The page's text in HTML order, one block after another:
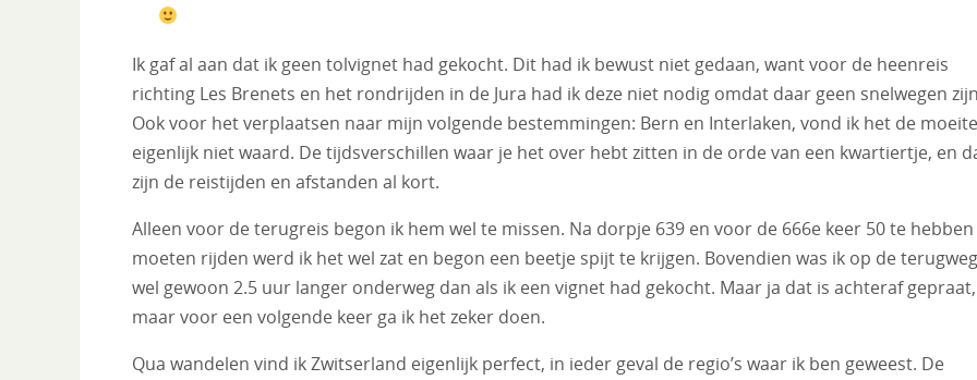
Ik gaf al aan dat ik geen tolvignet had gekocht. Dit had ik bewust niet gedaan, want voor de heenreis
richting Les Brenets en het rondrijden in de Jura had ik deze niet nodig omdat daar geen snelwegen
Ook voor het verplaatsen naar mijn volgende bestemmingen: Bern en Interlaken, vond ik het de moeite
eigenlijk niet waard. De tijdsverschillen waar je het over hebt zitten in de orde van een kwartiertje, en
zijn de reistijden en afstanden al kort.
Alleen voor de terugreis begon ik hem wel te missen. Na dorpje 639 en voor de 666e keer 50 te hebben
moeten rijden werd ik het wel zat en begon een beetje spijt te krijgen. Bovendien was ik op de terugweg
wel gewoon 2.5 uur langer onderweg dan als ik een vignet had gekocht. Maar ja dat is achteraf gepraat,
maar voor een volgende keer ga ik het zeker doen.
Qua wandelen vind ik Zwitserland eigenlijk perfect, in ieder geval de regio’s waar ik ben geweest. De